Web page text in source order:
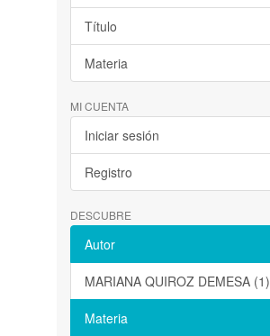
Título
Materia
MI CUENTA
Iniciar sesión
Registro
DESCUBRE
Autor
MARIANA QUIROZ DEMESA (1)
Materia